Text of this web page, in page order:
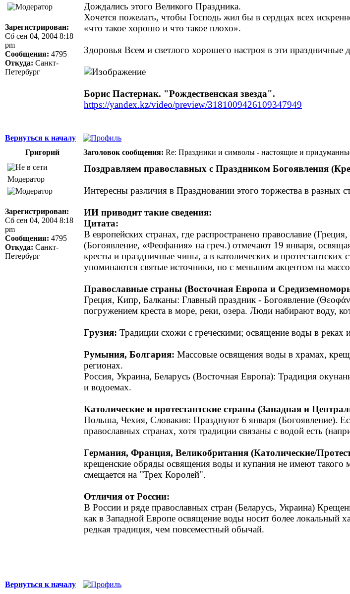
Зарегистрирован:
Сб сен 04, 2004 8:18
pm
Сообщения: 4795
Откуда: Санкт-
Петербург
Дождались этого Великого Праздника.
Хочется пожелать, чтобы Господь жил бы в сердцах всех
«что такое хорошо и что такое плохо».
Здоровья Всем и светлого хорошего настроя в эти праздничные
Борис Пастернак. "Рождественская звезда".
https://yandex.kz/video/preview/3181009426109347949
Вернуться к началу
Григорий
Заголовок сообщения: Re: Праздники и символы - настоящие и
Модератор
Зарегистрирован:
Сб сен 04, 2004 8:18
pm
Сообщения: 4795
Откуда: Санкт-
Петербург
Поздравляем православных с Праздником Богоявления
Интересны различия в Праздновании этого торжества в разных
ИИ приводит такие сведения:
Цитата:
В европейских странах, где распространено православие
(Богоявление, «Феофания» на греч.) отмечают 19 января,
кресты и праздничные чины, а в католических и
упоминаются святые источники, но с меньшим акцентом на
Православные страны (Восточная Европа и
Греция, Кипр, Балканы: Главный праздник - Богоявление
погружением креста в море, реки, озера. Люди набирают воду,
Грузия: Традиции схожи с греческими; освящение воды в реках
Румыния, Болгария: Массовые освящения воды в храмах,
регионах.
Россия, Украина, Беларусь (Восточная Европа): Традиция
и водоемах.
Католические и протестантские страны (Западная и
Польша, Чехия, Словакия: Празднуют 6 января (Богоявление).
православных странах, хотя традиции связаны с водой есть
Германия, Франция, Великобритания (Католические/
крещенские обряды освящения воды и купания не имеют такого
смещается на "Трех Королей".
Отличия от России:
В России и ряде православных стран (Беларусь, Украина)
как в Западной Европе освящение воды носит более локальный
редкая традиция, чем повсеместный обычай.
Вернуться к началу